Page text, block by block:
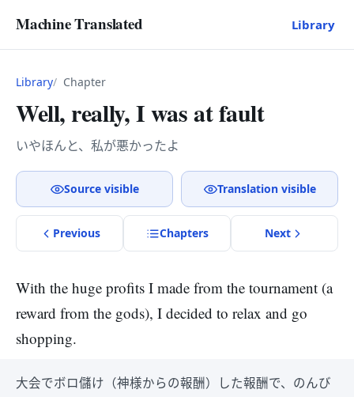
Machine Translated Library
Library Chapter
Well, really, I was at fault
いやほんと、私が悪かったよ
Source visible Translation visible
Previous Chapters Next
With the huge profits I made from the tournament (a
reward from the gods), I decided to relax and go
shopping.
大会でボロ儲け（神様からの報酬）した報酬で、のんび